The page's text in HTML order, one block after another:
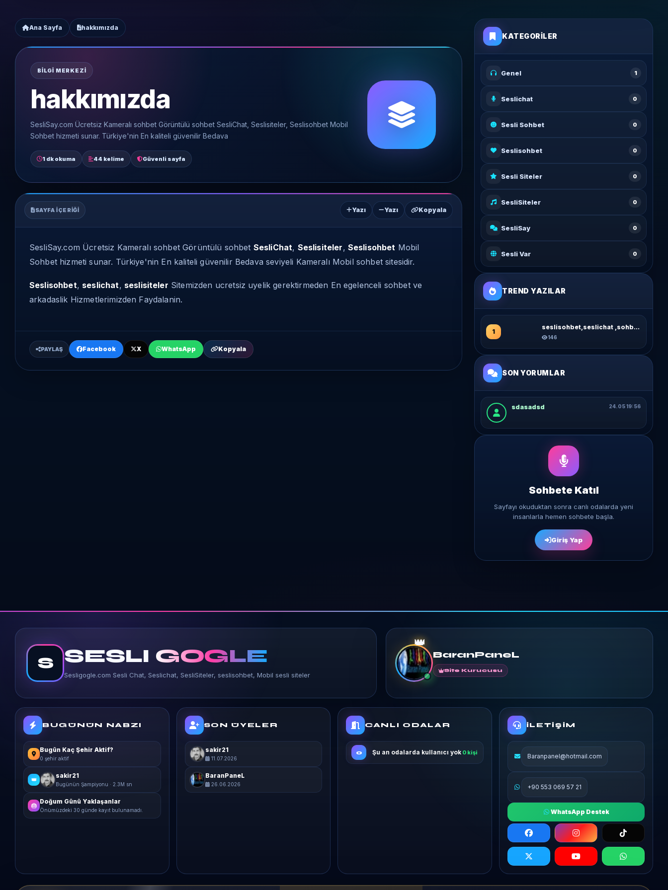
Ana Sayfa hakkımızda
BILGI MERKEZI
hakkımızda
SesliSay.com Ücretsiz Kameralı sohbet Görüntülü sohbet SesliChat, Seslisiteler, Seslisohbet Mobil
Sohbet hizmeti sunar. Türkiye'nin En kaliteli güvenilir Bedava
1 dk okuma 44 kelime Güvenli sayfa
SAYFA İÇERIĞI Yazı Yazı Kopyala
SesliSay.com Ücretsiz Kameralı sohbet Görüntülü sohbet SesliChat, Seslisiteler, Seslisohbet Mobil
Sohbet hizmeti sunar. Türkiye'nin En kaliteli güvenilir Bedava seviyeli Kameralı Mobil sohbet sitesidir.
Seslisohbet, seslichat, seslisiteler Sitemizden ucretsiz uyelik gerektirmeden En egelenceli sohbet ve
arkadaslik Hizmetlerimizden Faydalanin.
PAYLAŞ Facebook X WhatsApp Kopyala
KATEGORILER
Genel 1
Seslichat 0
Sesli Sohbet 0
Seslisohbet 0
Sesli Siteler 0
SesliSiteler 0
SesliSay 0
Sesli Var 0
TREND YAZILAR
1
seslisohbet,seslichat ,sohbet sitleri...
146
SON YORUMLAR
sdasadsd 24.05 19:56
Sohbete Katıl
Sayfayı okuduktan sonra canlı odalarda yeni
insanlarla hemen sohbete başla.
Giriş Yap
S SESLI GOGLE
Sesligogle.com Sesli Chat, Seslichat, SesliSiteler, seslisohbet, Mobil sesli siteler
👑
BaranPaneL
Site Kurucusu
BUGÜNÜN NABZI
Bugün Kaç Şehir Aktif?
0 şehir aktif
👑
sakir21
Bugünün Şampiyonu · 2.3M sn
🎂
Doğum Günü Yaklaşanlar
Önümüzdeki 30 günde kayıt bulunamadı.
SON ÜYELER
sakir21
11.07.2026
BaranPaneL
26.06.2026
CANLI ODALAR
0 Şu an odalarda kullanıcı yok 0 kişi
İLETIŞIM
Baranpanel@hotmail.com
+90 553 069 57 21
WhatsApp Destek